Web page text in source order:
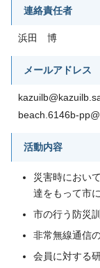
連絡責任者
浜田 博
メールアドレス
beach.6146b-
活動内容
災害時におい
達をもって市
市の行う防災
非常無線通信
会員に対する